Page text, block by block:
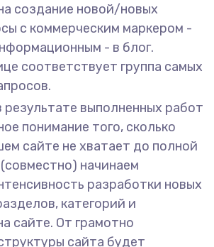
создание новой/новых
с коммерческим маркером -
- в блог.
соответствует группа самых
результате выполненных работ
понимание того, сколько
сайте не хватает до полной
начинаем
разработки новых
категорий и
сайте. От грамотно
сайта будет